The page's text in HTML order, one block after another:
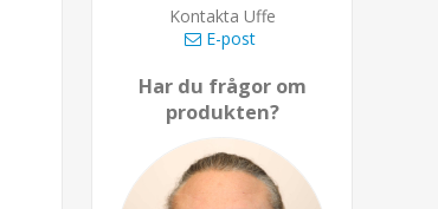
Kontakta Uffe
E-post
Har du frågor om
produkten?